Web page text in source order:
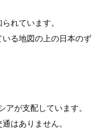
れています。
る地図の上の日本のず
が支配しています。
はありません。